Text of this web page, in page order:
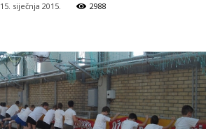
15. siječnja 2015. 2988